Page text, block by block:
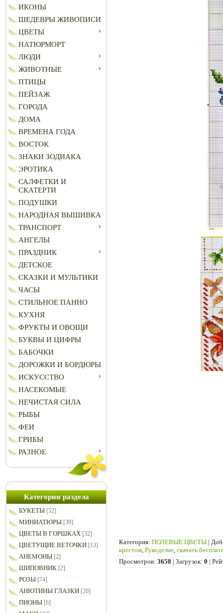
ИКОНЫ
ШЕДЕВРЫ ЖИВОПИСИ
ЦВЕТЫ
НАТЮРМОРТ
ЛЮДИ
ЖИВОТНЫЕ
ПТИЦЫ
ПЕЙЗАЖ
ГОРОДА
ДОМА
ВРЕМЕНА ГОДА
ВОСТОК
ЗНАКИ ЗОДИАКА
ЭРОТИКА
САЛФЕТКИ И
СКАТЕРТИ
ПОДУШКИ
НАРОДНАЯ ВЫШИВКА
ТРАНСПОРТ
АНГЕЛЫ
ПРАЗДНИК
ДЕТСКОЕ
СКАЗКИ И МУЛЬТИКИ
ЧАСЫ
СТИЛЬНОЕ ПАННО
КУХНЯ
ФРУКТЫ И ОВОЩИ
БУКВЫ И ЦИФРЫ
БАБОЧКИ
ДОРОЖКИ И БОРДЮРЫ
ИСКУССТВО
НАСЕКОМЫЕ
НЕЧИСТАЯ СИЛА
РЫБЫ
ФЕИ
ГРИБЫ
РАЗНОЕ
Категории раздела
БУКЕТЫ [52]
МИНИАТЮРЫ [39]
ЦВЕТЫ В ГОРШКАХ [32]
ЦВЕТУЩИЕ ВЕТОЧКИ [13]
АНЕМОНЫ [2]
ШИПОВНИК [2]
РОЗЫ [74]
АНЮТИНЫ ГЛАЗКИ [20]
ПИОНЫ [6]
Категория: ПОЛЕВЫЕ ЦВЕТЫ |
крестом Рукоделие скачать
Просмотров: 3658 | Загрузок: 0 |